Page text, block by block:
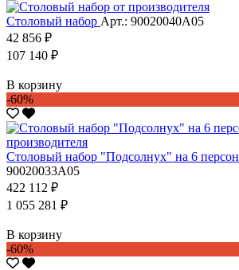
Столовый набор Арт.: 90020040А05
42 856 ₽
107 140 ₽
В корзину
-60%
Столовый набор "Подсолнух" на 6
90020033А05
422 112 ₽
1 055 281 ₽
В корзину
-60%